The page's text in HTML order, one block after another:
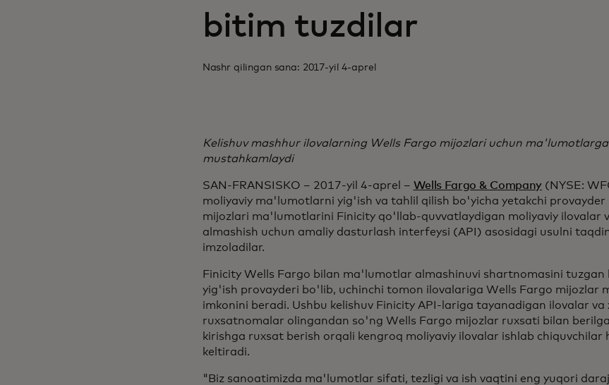
bitim tuzdilar
Nashr qilingan sana: 2017-yil 4-aprel
Kelishuv mashhur ilovalarning Wells Fargo mijozlari uchun
mustahkamlaydi
SAN-FRANSISKO – 2017-yil 4-aprel – Wells Fargo & Company(NYSE:
moliyaviy ma'lumotlarni yig'ish va tahlil qilish bo'yicha yetakchi provayder
mijozlari ma'lumotlarini Finicity qo'llab-quvvatlaydigan moliyaviy ilovalar
almashish uchun amaliy dasturlash interfeysi (API) asosidagi usulni
imzoladilar.
Finicity Wells Fargo bilan ma'lumotlar almashinuvi shartnomasini
yig'ish provayderi bo'lib, uchinchi tomon ilovalariga Wells Fargo mijozlar
imkonini beradi. Ushbu kelishuv Finicity API-lariga tayanadigan ilovalar
ruxsatnomalar olingandan so'ng Wells Fargo mijozlar ruxsati bilan
kirishga ruxsat berish orqali kengroq moliyaviy ilovalar ishlab
keltiradi.
"Biz sanoatimizda ma'lumotlar sifati, tezligi va ish vaqtini eng yuqori